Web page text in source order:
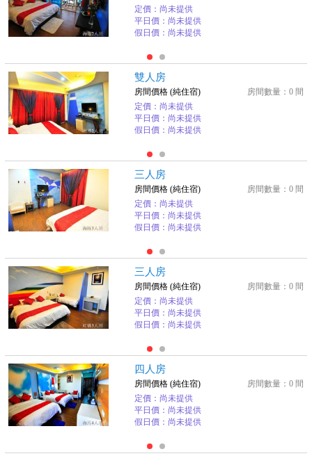
定價：尚未提供
平日價：尚未提供
假日價：尚未提供
雙人房
房間數量：0 間
房間價格 (純住宿)
定價：尚未提供
平日價：尚未提供
假日價：尚未提供
三人房
房間數量：0 間
房間價格 (純住宿)
定價：尚未提供
平日價：尚未提供
假日價：尚未提供
三人房
房間數量：0 間
房間價格 (純住宿)
定價：尚未提供
平日價：尚未提供
假日價：尚未提供
四人房
房間數量：0 間
房間價格 (純住宿)
定價：尚未提供
平日價：尚未提供
假日價：尚未提供